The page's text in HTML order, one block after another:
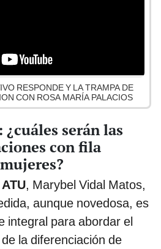
RESPONDE Y LA TRAMPA DE
CON ROSA MARÍA PALACIOS
serán las
con fila
ATU, Marybel Vidal Matos,
aunque novedosa, es
integral para abordar el
la diferenciación de